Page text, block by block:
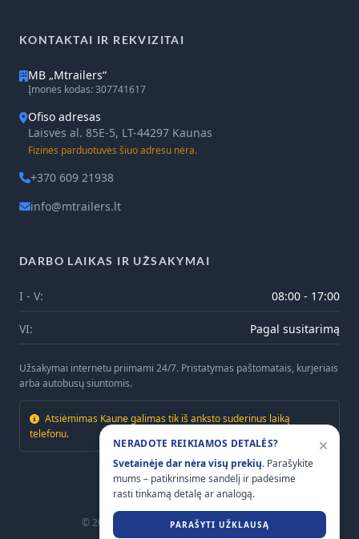
KONTAKTAI IR REKVIZITAI
MB „Mtrailers“
Įmonės kodas: 307741617
Ofiso adresas
Laisvės al. 85E-5, LT-44297 Kaunas
Fizinės parduotuvės šiuo adresu nėra.
+370 609 21938
info@mtrailers.lt
DARBO LAIKAS IR UŽSAKYMAI
I - V: 08:00 - 17:00
VI: Pagal susitarimą
Užsakymai internetu priimami 24/7. Pristatymas paštomatais, kurjeriais
arba autobusų siuntomis.
Atsiėmimas Kaune galimas tik iš anksto suderinus laiką
telefonu.
© 2026 . Visos teisės saugomos.
NERADOTE REIKIAMOS DETALĖS?
Svetainėje dar nėra visų prekių. Parašykite
mums – patikrinsime sandėlį ir padėsime
rasti tinkamą detalę ar analogą.
PARAŠYTI UŽKLAUSĄ